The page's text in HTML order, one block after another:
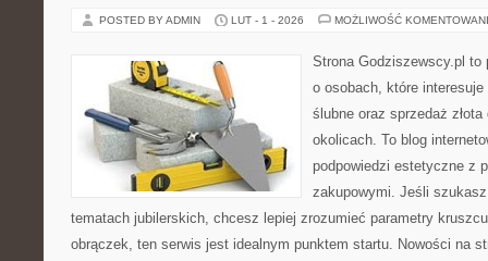
POSTED BY ADMIN LUT - 1 - 2026 MOŻLIWOŚĆ
Strona Godziszewscy.pl
o osobach, które
ślubne oraz sprzedaż
okolicach. To blog
podpowiedzi estetyczne z
zakupowymi. Jeśli
tematach jubilerskich, chcesz lepiej zrozumieć parametry
obrączek, ten serwis jest idealnym punktem startu. Nowości na